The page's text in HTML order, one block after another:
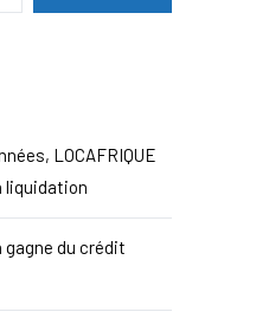
LOCAFRIQUE
liquidation
du crédit